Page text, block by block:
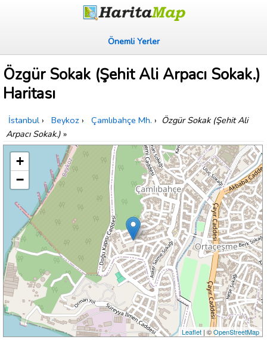
Önemli Yerler
Özgür Sokak (Şehit Ali Arpacı Sokak.)
Haritası
İstanbul › Beykoz › Çamlıbahçe Mh. › Özgür Sokak (Şehit Ali
Arpacı Sokak.) »
+
−
Leaflet| ©OpenStreetMap